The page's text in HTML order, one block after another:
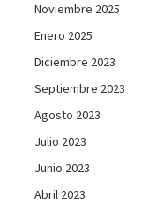
Noviembre 2025
Enero 2025
Diciembre 2023
Septiembre 2023
Agosto 2023
Julio 2023
Junio 2023
Abril 2023